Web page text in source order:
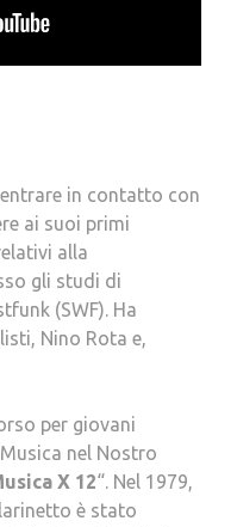
in contatto con
ai suoi primi
alla
gli studi di
(SWF). Ha
Nino Rota e,
per giovani
nel Nostro
X 12“. Nel 1979,
è stato